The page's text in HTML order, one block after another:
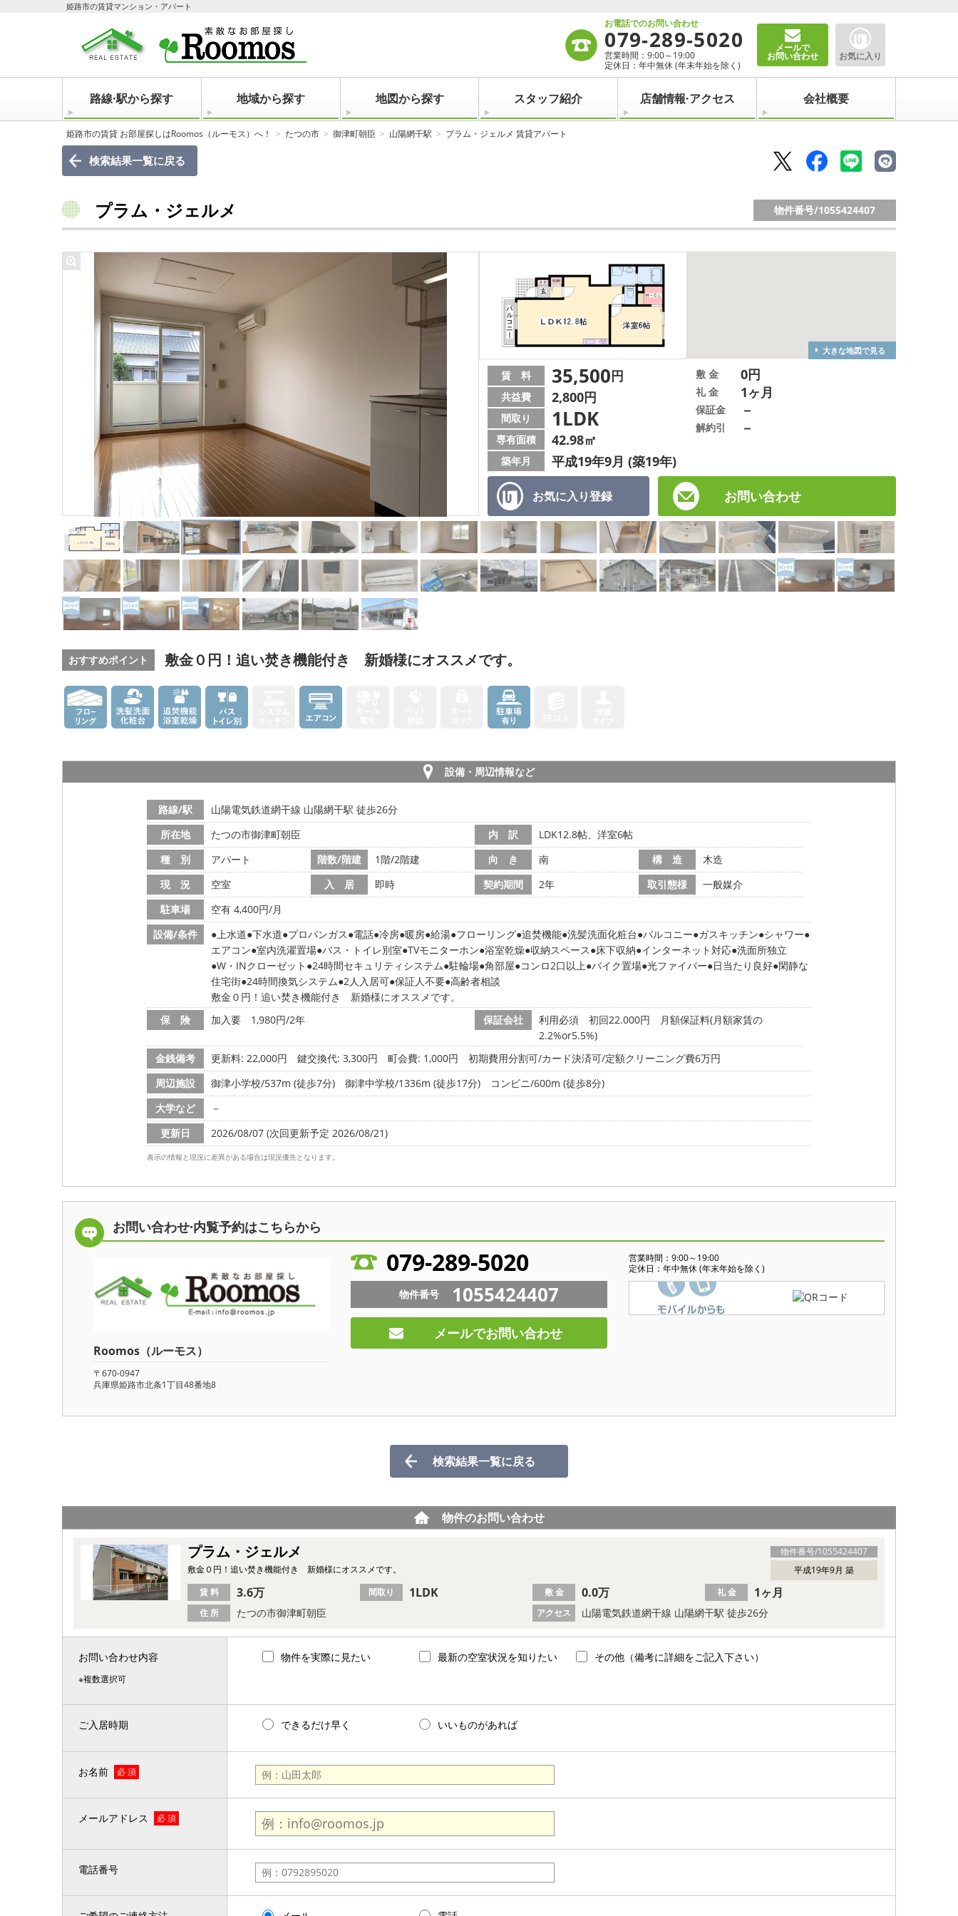
姫路市の賃貸マンション・アパート
お電話でのお問い合わせ
079-289-5020
営業時間：9:00～19:00
定休日：年中無休 (年末年始を除く)
メールで
お問い合わせ お気に入り
路線·駅から探す 地域から探す 地図から探す スタッフ紹介 店舗情報·アクセス 会社概要
姫路市の賃貸 お部屋探しはRoomos（ルーモス）へ！ たつの市 御津町朝臣 山陽網干駅 プラム・ジェルメ 賃貸アパート
検索結果一覧に戻る
プラム・ジェルメ 物件番号/1055424407
大きな地図で見る
お気に入り登録 お問い合わせ
賃 料 35,500円
共益費 2,800円
間取り 1LDK
専有面積 42.98㎡
築年月 平成19年9月 (築19年)
敷 金 0円
礼 金 1ヶ月
保証金 －
解約引 －
おすすめポイント 敷金０円！追い焚き機能付き 新婚様にオススメです。
設備・周辺情報など
路線/駅
山陽電気鉄道網干線 山陽網干駅 徒歩26分
所在地
たつの市御津町朝臣 内 訳
LDK12.8帖、洋室6帖
種 別
アパート 階数/階建 1階/2階建 向 き 南 構 造
木造
現 況
空室 入 居 即時 契約期間 2年 取引態様
一般媒介
駐車場
空有 4,400円/月
設備/条件
上水道 下水道 プロパンガス 電話 冷房 暖房 給湯 フローリング 追焚機能 洗髪洗面化粧台 バルコニー ガスキッチン シャワー
エアコン 室内洗濯置場 バス・トイレ別室 TVモニターホン 浴室乾燥 収納スペース 床下収納 インターネット対応 洗面所独立
W・INクローゼット 24時間セキュリティシステム 駐輪場 角部屋 コンロ2口以上 バイク置場 光ファイバー 日当たり良好 閑静な
住宅街 24時間換気システム 2人入居可 保証人不要 高齢者相談
敷金０円！追い焚き機能付き 新婚様にオススメです。
保 険
加入要 1,980円/2年 保証会社
利用必須 初回22.000円 月額保証料(月額家賃の
2.2%or5.5%)
金銭備考
更新料: 22,000円 鍵交換代: 3,300円 町会費: 1,000円
初期費用分割可/カード決済可/定額クリーニング費6万円
周辺施設
御津小学校/537m (徒歩7分) 御津中学校/1336m (徒歩17分)
コンビニ/600m (徒歩8分)
大学など
－
更新日
2026/08/07 (次回更新予定 2026/08/21)
表示の情報と現況に差異がある場合は現況優先となります。
お問い合わせ·内覧予約はこちらから
Roomos（ルーモス）
〒670-0947
兵庫県姫路市北条1丁目48番地8
079-289-5020
営業時間：9:00～19:00
定休日：年中無休 (年末年始を除く)
物件番号 1055424407
メールでお問い合わせ
検索結果一覧に戻る
物件のお問い合わせ
物件番号/1055424407
プラム・ジェルメ
平成19年9月 築
敷金０円！追い焚き機能付き 新婚様にオススメです。
住 所 たつの市御津町朝臣 アクセス 山陽電気鉄道網干線 山陽網干駅 徒歩26分
賃 料 3.6万 間取り 1LDK 敷 金 0.0万 礼 金 1ヶ月
お問い合わせ内容
※複数選択可
物件を実際に見たい 最新の空室状況を知りたい その他（備考に詳細をご記入下さい）
ご入居時期 できるだけ早く いいものがあれば
お名前 必 須
メールアドレス 必 須
電話番号